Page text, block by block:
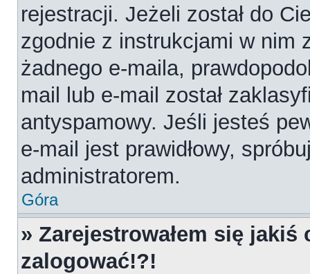
rejestracji. Jeżeli został do
zgodnie z instrukcjami w nim
żadnego e-maila,
mail lub e-mail został
antyspamowy. Jeśli jesteś
e-mail jest prawidłowy,
administratorem.
Góra
» Zarejestrowałem się
zalogować!?!